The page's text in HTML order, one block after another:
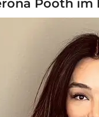
Pooth